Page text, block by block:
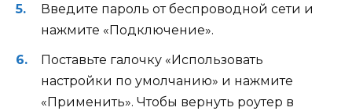
Введите пароль от беспроводной сети и
нажмите «Подключение».
Поставьте галочку «Использовать
настройки по умолчанию» и нажмите
«Применить». Чтобы вернуть роутер в